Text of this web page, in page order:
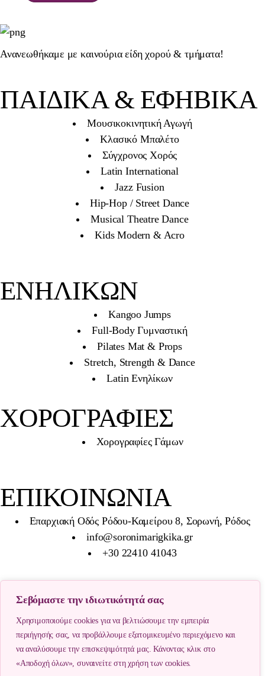
Σεβόμαστε την ιδιωτικότητά σας
Χρησιμοποιούμε cookies για να βελτιώσουμε την εμπειρία
περιήγησής σας, να προβάλλουμε εξατομικευμένο περιεχόμενο και
να αναλύσουμε την επισκεψιμότητά μας. Κάνοντας κλικ στο
«Αποδοχή όλων», συναινείτε στη χρήση των cookies.
Ανανεωθήκαμε με καινούρια είδη χορού & τμήματα!
ΠΑΙΔΙΚΑ & ΕΦΗΒΙΚΑ
Μουσικοκινητική Αγωγή
Κλασικό Μπαλέτο
Σύγχρονος Χορός
Latin International
Jazz Fusion
Hip-Hop / Street Dance
Musical Theatre Dance
Kids Modern & Acro
ΕΝΗΛΙΚΩΝ
Kangoo Jumps
Full-Body Γυμναστική
Pilates Mat & Props
Stretch, Strength & Dance
Latin Ενηλίκων
ΧΟΡΟΓΡΑΦΙΕΣ
Χορογραφίες Γάμων
ΕΠΙΚΟΙΝΩΝΊΑ
Επαρχιακή Οδός Ρόδου-Καμείρου 8, Σορωνή, Ρόδος
info@soronimarigkika.gr
+30 22410 41043
Created with
by e-Marketing Center